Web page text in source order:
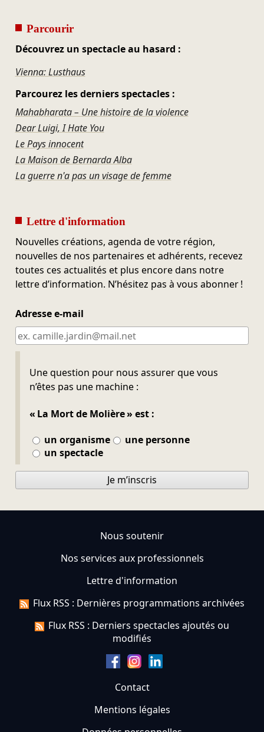
Parcourir
Découvrez un spectacle au hasard :
Vienna: Lusthaus
Parcourez les derniers spectacles :
Mahabharata – Une histoire de la violence
Dear Luigi, I Hate You
Le Pays innocent
La Maison de Bernarda Alba
La guerre n'a pas un visage de femme
Lettre d'information
Nouvelles créations, agenda de votre région,
nouvelles de nos partenaires et adhérents, recevez
toutes ces actualités et plus encore dans notre
lettre d’information. N’hésitez pas à vous abonner !
Adresse e-mail
Une question pour nous assurer que vous
n’êtes pas une machine :
« La Mort de Molière » est :
un organisme
une personne
un spectacle
Ne pas remplir
Je m’inscris
Nous soutenir
Nos services aux professionnels
Lettre d'information
Flux RSS : Dernières programmations archivées
Flux RSS : Derniers spectacles ajoutés ou
modifiés
Contact
Mentions légales